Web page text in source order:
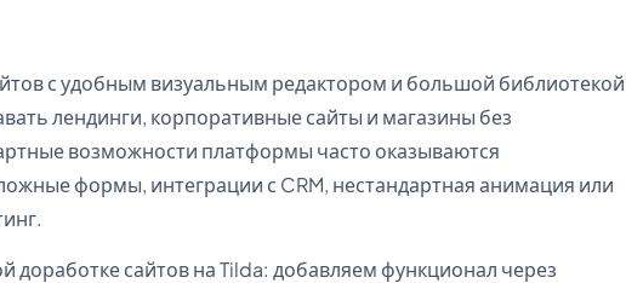
с удобным визуальным редактором и большой библиотекой
лендинги, корпоративные сайты и магазины без
возможности платформы часто оказываются
формы, интеграции с CRM, нестандартная анимация или
доработке сайтов на Tilda: добавляем функционал через